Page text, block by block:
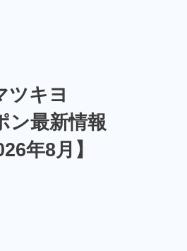
ツキヨ
ン最新情報
年8月】